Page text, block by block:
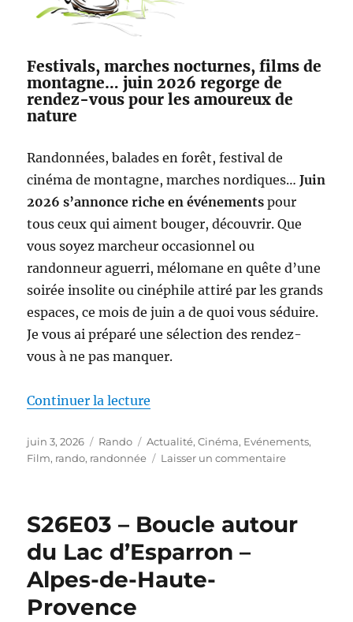
Festivals, marches nocturnes, films de
montagne… juin 2026 regorge de
rendez-vous pour les amoureux de
nature
Randonnées, balades en forêt, festival de
cinéma de montagne, marches nordiques…Juin
2026 s’annonce riche en événements pour
tous ceux qui aiment bouger, découvrir. Que
vous soyez marcheur occasionnel ou
randonneur aguerri, mélomane en quête d’une
soirée insolite ou cinéphile attiré par les grands
espaces, ce mois de juin a de quoi vous séduire.
Je vous ai préparé une sélection des rendez-
vous à ne pas manquer.
Continuer la lecture
Publié
le
juin 3, 2026 Catégories
Rando Étiquettes
Actualité,Cinéma, Evénements,
Film, rando, randonnée Laisser un commentairesur
mois-
S26E03 – Boucle autour
du Lac d’Esparron –
Alpes-de-Haute-
Provence